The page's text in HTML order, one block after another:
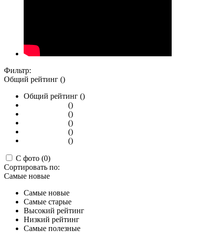
Фильтр:
Общий рейтинг ()
Общий рейтинг ()
()
()
()
()
()
С фото (0)
Сортировать по:
Самые новые
Самые новые
Самые старые
Высокий рейтинг
Низкий рейтинг
Самые полезные